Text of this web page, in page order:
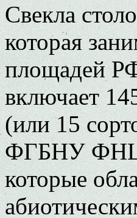
Свекла
которая
площадей
включает
(или 15
ФГБНУ
которые